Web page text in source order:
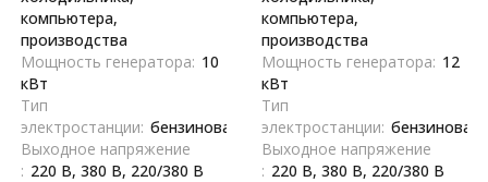
компьютера,
производства
Мощность генератора: 10
кВт
Тип
электростанции: бензиновая
Выходное напряжение
: 220 В, 380 В, 220/380 В
компьютера,
производства
Мощность генератора: 12
кВт
Тип
электростанции: бензиновая
Выходное напряжение
: 220 В, 380 В, 220/380 В